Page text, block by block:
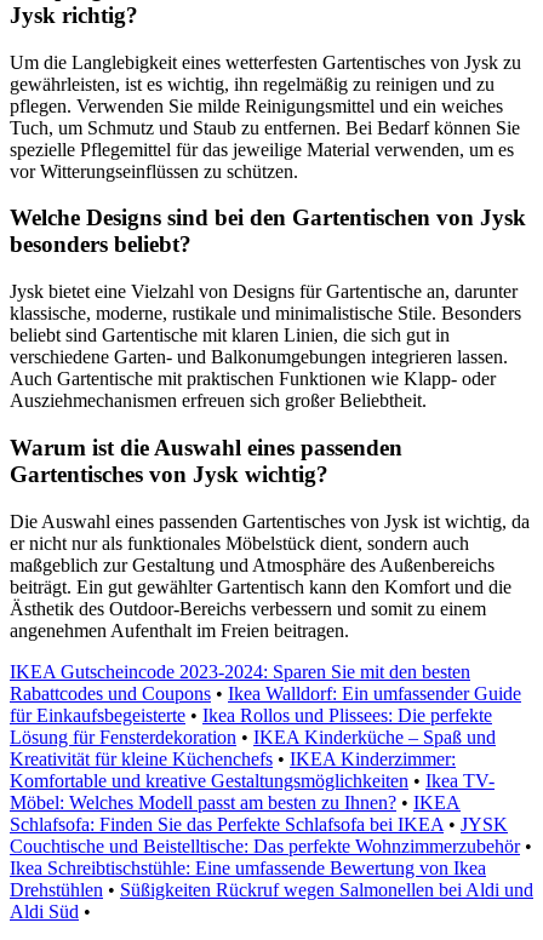
Jysk richtig?
Um die Langlebigkeit eines wetterfesten Gartentisches von Jysk zu
gewährleisten, ist es wichtig, ihn regelmäßig zu reinigen und zu
pflegen. Verwenden Sie milde Reinigungsmittel und ein weiches
Tuch, um Schmutz und Staub zu entfernen. Bei Bedarf können Sie
spezielle Pflegemittel für das jeweilige Material verwenden, um es
vor Witterungseinflüssen zu schützen.
Welche Designs sind bei den Gartentischen von Jysk
besonders beliebt?
Jysk bietet eine Vielzahl von Designs für Gartentische an, darunter
klassische, moderne, rustikale und minimalistische Stile. Besonders
beliebt sind Gartentische mit klaren Linien, die sich gut in
verschiedene Garten- und Balkonumgebungen integrieren lassen.
Auch Gartentische mit praktischen Funktionen wie Klapp- oder
Ausziehmechanismen erfreuen sich großer Beliebtheit.
Warum ist die Auswahl eines passenden
Gartentisches von Jysk wichtig?
Die Auswahl eines passenden Gartentisches von Jysk ist wichtig, da
er nicht nur als funktionales Möbelstück dient, sondern auch
maßgeblich zur Gestaltung und Atmosphäre des Außenbereichs
beiträgt. Ein gut gewählter Gartentisch kann den Komfort und die
Ästhetik des Outdoor-Bereichs verbessern und somit zu einem
angenehmen Aufenthalt im Freien beitragen.
IKEA Gutscheincode 2023-2024: Sparen Sie mit den besten
Rabattcodes und Coupons • Ikea Walldorf: Ein umfassender Guide
für Einkaufsbegeisterte • Ikea Rollos und Plissees: Die perfekte
Lösung für Fensterdekoration • IKEA Kinderküche – Spaß und
Kreativität für kleine Küchenchefs • IKEA Kinderzimmer:
Komfortable und kreative Gestaltungsmöglichkeiten • Ikea TV-
Möbel: Welches Modell passt am besten zu Ihnen? • IKEA
Schlafsofa: Finden Sie das Perfekte Schlafsofa bei IKEA • JYSK
Couchtische und Beistelltische: Das perfekte Wohnzimmerzubehör•
Ikea Schreibtischstühle: Eine umfassende Bewertung von Ikea
Drehstühlen • Süßigkeiten Rückruf wegen Salmonellen bei Aldi und
Aldi Süd •